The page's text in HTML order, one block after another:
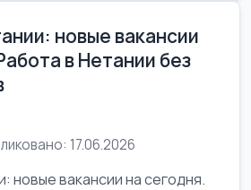
новые вакансии
в Нетании без
17.06.2026
новые вакансии на сегодня.